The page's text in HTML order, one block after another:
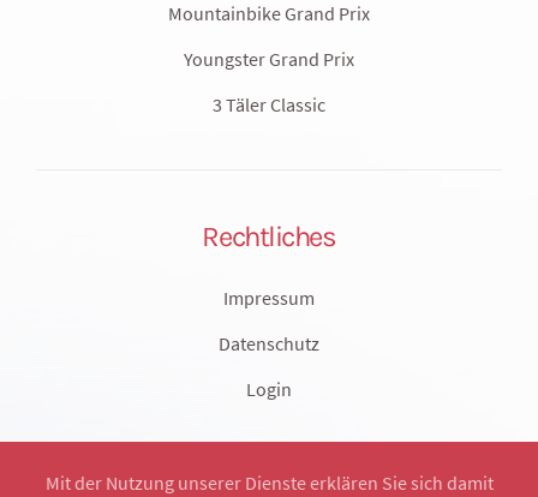
Mountainbike Grand Prix
Youngster Grand Prix
3 Täler Classic
Rechtliches
Impressum
Datenschutz
Login
Mit der Nutzung unserer Dienste erklären Sie sich damit